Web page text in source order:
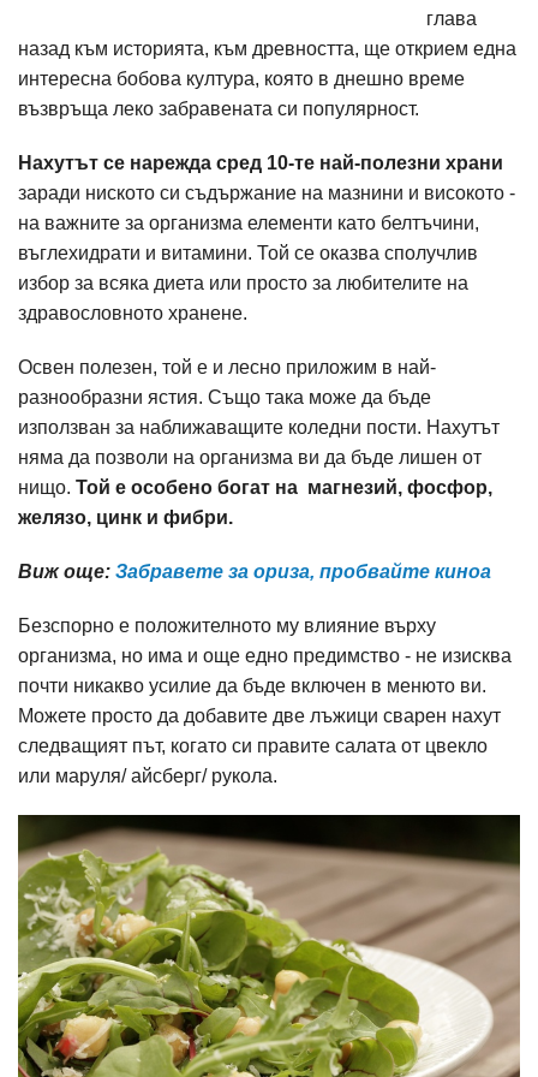
глава
назад към историята, към древността, ще открием една
интересна бобова култура, която в днешно време
възвръща леко забравената си популярност.
Нахутът се нарежда сред 10-те най-полезни храни
заради ниското си съдържание на мазнини и високото -
на важните за организма елементи като белтъчини,
въглехидрати и витамини. Той се оказва сполучлив
избор за всяка диета или просто за любителите на
здравословното хранене.
Освен полезен, той е и лесно приложим в най-
разнообразни ястия. Също така може да бъде
използван за наближаващите коледни пости. Нахутът
няма да позволи на организма ви да бъде лишен от
нищо. Той е особено богат на магнезий, фосфор,
желязо, цинк и фибри.
Виж още: Забравете за ориза, пробвайте киноа
Безспорно е положителното му влияние върху
организма, но има и още едно предимство - не изисква
почти никакво усилие да бъде включен в менюто ви.
Можете просто да добавите две лъжици сварен нахут
следващият път, когато си правите салата от цвекло
или маруля/ айсберг/ рукола.